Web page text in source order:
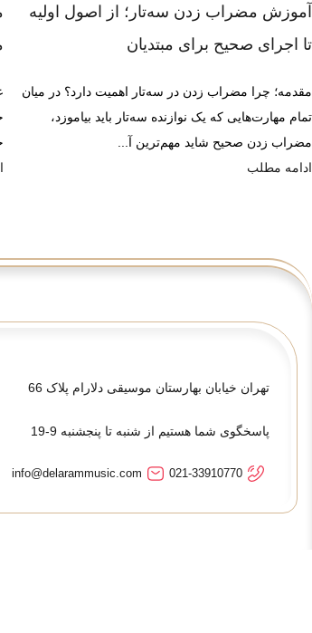
آموزش مضراب زدن سه‌تار؛ از اصول اولیه
تا اجرای صحیح برای مبتدیان
مقدمه؛ چرا مضراب زدن در سه‌تار اهمیت دارد؟ در میان
تمام مهارت‌هایی که یک نوازنده سه‌تار باید بیاموزد،
مضراب زدن صحیح شاید مهم‌ترین آ...
ادامه مطلب
تهران خیابان بهارستان موسیقی دلارام پلاک 66
پاسخگوی شما هستیم از شنبه تا پنجشنبه 9-19
021-33910770
info@delarammusic.com